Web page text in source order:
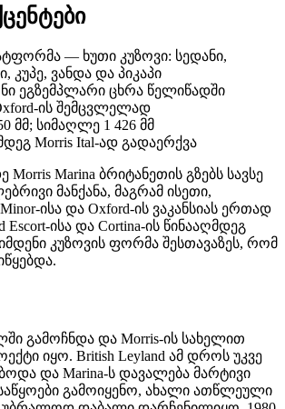
— ხუთი კუზოვი: სედანი,
კუპე, ვანდა და პიკაპი
ეგზემპლარი ცხრა წელიწადში
ის შემცვლელად
მმ; სიმაღლე 1 426 მმ
Morris Ital-ად გადაერქვა
Morris Marina ბრიტანეთის გზებს სავსე
მანქანა, მაგრამ ისეთი,
ისა და Oxford-ის ვაკანსიას ერთად
Escort-ისა და Cortina-ის წინააღმდეგ
კუზოვის ფორმა შესთავაზეს, რომ
გამოჩნდა და Morris-ის სახელით
იყო. British Leyland ამ დროს უკვე
და Marina-ს დავალება მარტივი
გამოიყენო, ახალი ათწლეული